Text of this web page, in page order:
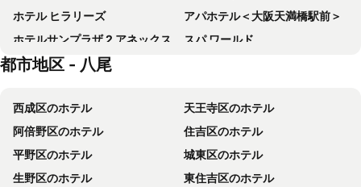
ホテル ヒラリーズ
アパホテル＜大阪天満橋駅前＞
ホテルサンプラザ 2 アネックス
スパ ワールド
The Stay Osaka 心斎橋
ホテル ジパング
ホテルモントレ ラ・スール大阪
アパホテル なんば心斎橋
ホテル日航大阪
どやねん ホテルズ バクロ
リッチモンドホテル なんば大国町
ハートンホテル心斎橋
アパホテル〈天王寺駅前〉
都市地区 - 八尾
西成区のホテル
天王寺区のホテル
阿倍野区のホテル
住吉区のホテル
平野区のホテル
城東区のホテル
生野区のホテル
東住吉区のホテル